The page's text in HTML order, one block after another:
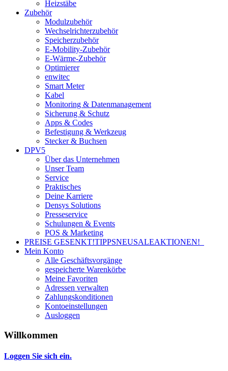
Heizstäbe
Zubehör
Modulzubehör
Wechselrichterzubehör
Speicherzubehör
E-Mobility-Zubehör
E-Wärme-Zubehör
Optimierer
enwitec
Smart Meter
Kabel
Monitoring & Datenmanagement
Sicherung & Schutz
Apps & Codes
Befestigung & Werkzeug
Stecker & Buchsen
DPV5
Über das Unternehmen
Unser Team
Service
Praktisches
Deine Karriere
Densys Solutions
Presseservice
Schulungen & Events
POS & Marketing
PREISE GESENKT!TIPPSNEUSALEAKTIONEN!
Mein Konto
Alle Geschäftsvorgänge
gespeicherte Warenkörbe
Meine Favoriten
Adressen verwalten
Zahlungskonditionen
Kontoeinstellungen
Ausloggen
Willkommen
Loggen Sie sich ein.